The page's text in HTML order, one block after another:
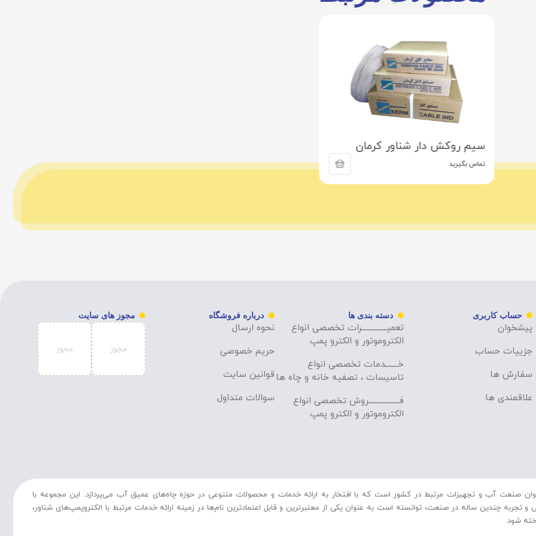
سیم روکش دار شناور کرمان
تماس بگیرید
حساب کاربری
پیشخوان
جزییات حساب
سفارش ها
علاقمندی ها
دسته بندی ها
تعمیــــــــــــــرات تخصصی انواع
الکتروموتور و الکترو پمپ
خـــــــدمات تخصصی انواع
تاسیسات ، تصفیه خانه و چاه ها
فـــــــــــــــــروش تخصصی انواع
الکتروموتور و الکترو پمپ
درباره فروشگاه
نحوه ارسال
حریم خصوصی
قوانین سایت
سوالات متداول
مجوز های سایت
صنعت آب و تجهیزات مرتبط در کشور است که با افتخار به ارائه خدمات و محصولات متنوعی در حوزه چاه‌های عمیق آب می‌پردازد. این مجموعه با
چندین ساله در صنعت، توانسته است به عنوان یکی از معتبرترین و قابل اعتمادترین نام‌ها در زمینه ارائه خدمات مرتبط با الکتروپمپ‌های شناور،
شود.